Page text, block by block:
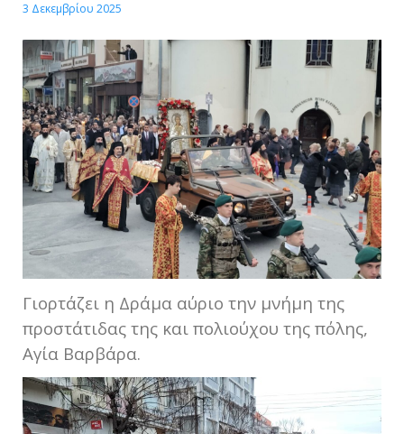
3 Δεκεμβρίου 2025
Γιορτάζει η Δράμα αύριο την μνήμη της
προστάτιδας της και πολιούχου της πόλης,
Αγία Βαρβάρα.